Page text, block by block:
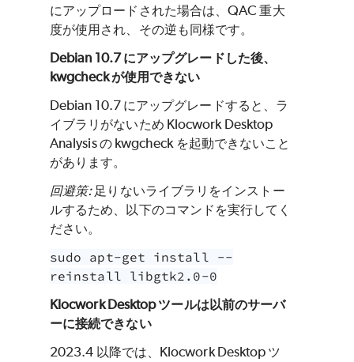
にアップロードされた場合は、QAC 重大
度が使用され、その逆も同様です。
Debian 10.7 にアップグレードした後、
kwgcheck が使用できない
Debian 10.7 にアップグレードすると、ラ
イブラリがないため Klocwork Desktop
Analysis の kwgcheck を起動できないこと
があります。
回避策:足りないライブラリをインストー
ルするため、以下のコマンドを実行してく
ださい。
sudo apt-get install --
reinstall libgtk2.0-0
Klocwork Desktop ツールは以前のサーバ
ーに接続できない
2023.4 以降では、Klocwork Desktop ツ